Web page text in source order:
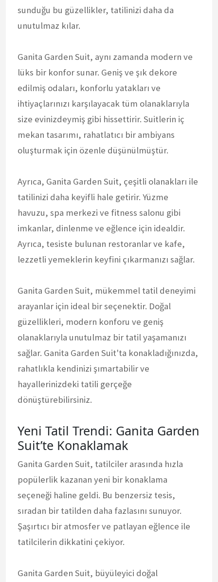
sunduğu bu güzellikler, tatilinizi daha da
unutulmaz kılar.
Ganita Garden Suit, aynı zamanda modern ve
lüks bir konfor sunar. Geniş ve şık dekore
edilmiş odaları, konforlu yatakları ve
ihtiyaçlarınızı karşılayacak tüm olanaklarıyla
size evinizdeymiş gibi hissettirir. Suitlerin iç
mekan tasarımı, rahatlatıcı bir ambiyans
oluşturmak için özenle düşünülmüştür.
Ayrıca, Ganita Garden Suit, çeşitli olanakları ile
tatilinizi daha keyifli hale getirir. Yüzme
havuzu, spa merkezi ve fitness salonu gibi
imkanlar, dinlenme ve eğlence için idealdir.
Ayrıca, tesiste bulunan restoranlar ve kafe,
lezzetli yemeklerin keyfini çıkarmanızı sağlar.
Ganita Garden Suit, mükemmel tatil deneyimi
arayanlar için ideal bir seçenektir. Doğal
güzellikleri, modern konforu ve geniş
olanaklarıyla unutulmaz bir tatil yaşamanızı
sağlar. Ganita Garden Suit'ta konakladığınızda,
rahatlıkla kendinizi şımartabilir ve
hayallerinizdeki tatili gerçeğe
dönüştürebilirsiniz.
Yeni Tatil Trendi: Ganita Garden
Suit’te Konaklamak
Ganita Garden Suit, tatilciler arasında hızla
popülerlik kazanan yeni bir konaklama
seçeneği haline geldi. Bu benzersiz tesis,
sıradan bir tatilden daha fazlasını sunuyor.
Şaşırtıcı bir atmosfer ve patlayan eğlence ile
tatilcilerin dikkatini çekiyor.
Ganita Garden Suit, büyüleyici doğal